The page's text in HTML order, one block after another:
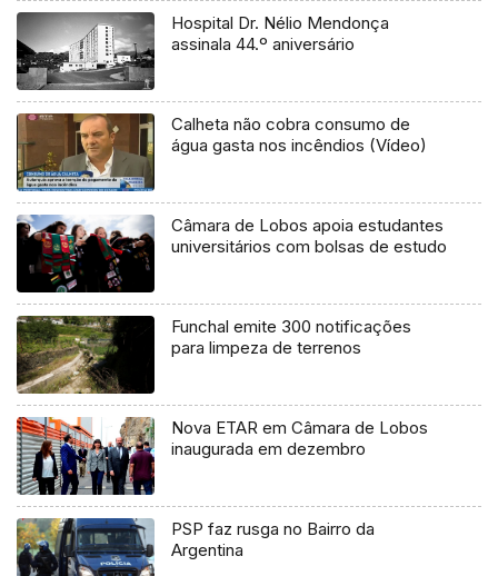
Hospital Dr. Nélio Mendonça
assinala 44.º aniversário
Calheta não cobra consumo de
água gasta nos incêndios (Vídeo)
Câmara de Lobos apoia estudantes
universitários com bolsas de estudo
Funchal emite 300 notificações
para limpeza de terrenos
Nova ETAR em Câmara de Lobos
inaugurada em dezembro
PSP faz rusga no Bairro da
Argentina